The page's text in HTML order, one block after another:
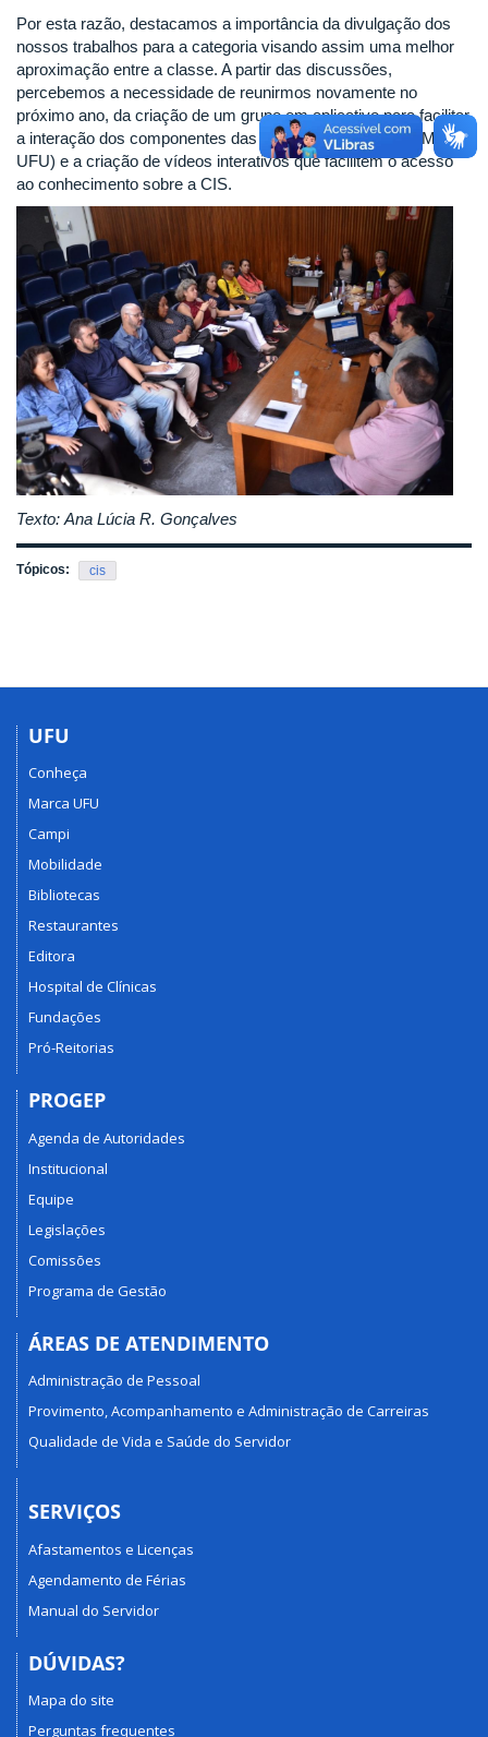
Por esta razão, destacamos a importância da divulgação dos
nossos trabalhos para a categoria visando assim uma melhor
aproximação entre a classe. A partir das discussões,
percebemos a necessidade de reunirmos novamente no
próximo ano, da criação de um grupo em aplicativo para facilitar
a interação dos componentes das duas instituições (UFTM e
UFU) e a criação de vídeos interativos que facilitem o acesso
ao conhecimento sobre a CIS.
Texto: Ana Lúcia R. Gonçalves
Tópicos: cis
UFU
Conheça
Marca UFU
Campi
Mobilidade
Bibliotecas
Restaurantes
Editora
Hospital de Clínicas
Fundações
Pró-Reitorias
PROGEP
Agenda de Autoridades
Institucional
Equipe
Legislações
Comissões
Programa de Gestão
ÁREAS DE ATENDIMENTO
Administração de Pessoal
Provimento, Acompanhamento e Administração de Carreiras
Qualidade de Vida e Saúde do Servidor
SERVIÇOS
Afastamentos e Licenças
Agendamento de Férias
Manual do Servidor
DÚVIDAS?
Mapa do site
Perguntas frequentes